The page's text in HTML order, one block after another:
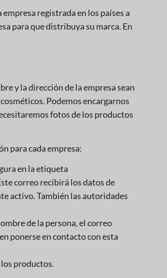
registrada en los países a
para que distribuya su marca. En
y la dirección de la empresa sean
Podemos encargarnos
fotos de los productos
para cada empresa:
en la etiqueta
correo recibirá los datos de
activo. También las autoridades
de la persona, el correo
ponerse en contacto con esta
productos.